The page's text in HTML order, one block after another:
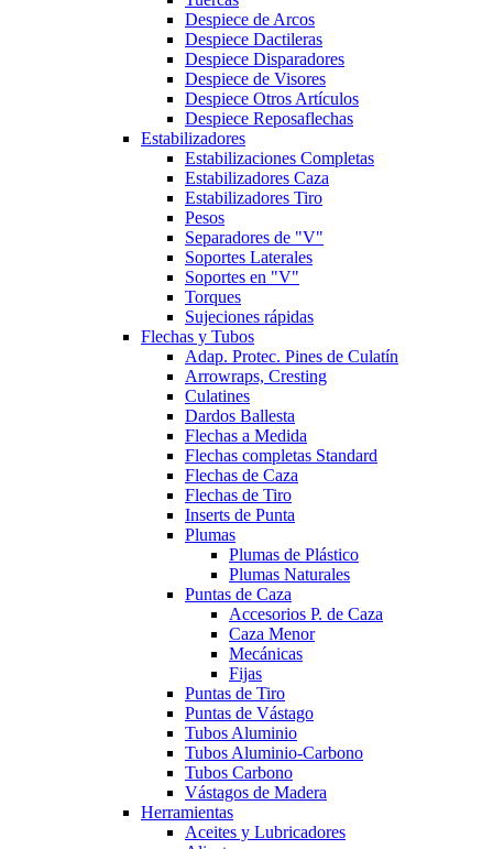
Despiece de Arcos
Despiece Dactileras
Despiece Disparadores
Despiece de Visores
Despiece Otros Artículos
Despiece Reposaflechas
Estabilizadores
Estabilizaciones Completas
Estabilizadores Caza
Estabilizadores Tiro
Pesos
Separadores de "V"
Soportes Laterales
Soportes en "V"
Torques
Sujeciones rápidas
Flechas y Tubos
Adap. Protec. Pines de Culatín
Arrowraps, Cresting
Culatines
Dardos Ballesta
Flechas a Medida
Flechas completas Standard
Flechas de Caza
Flechas de Tiro
Inserts de Punta
Plumas
Plumas de Plástico
Plumas Naturales
Puntas de Caza
Accesorios P. de Caza
Caza Menor
Mecánicas
Fijas
Puntas de Tiro
Puntas de Vástago
Tubos Aluminio
Tubos Aluminio-Carbono
Tubos Carbono
Vástagos de Madera
Herramientas
Aceites y Lubricadores